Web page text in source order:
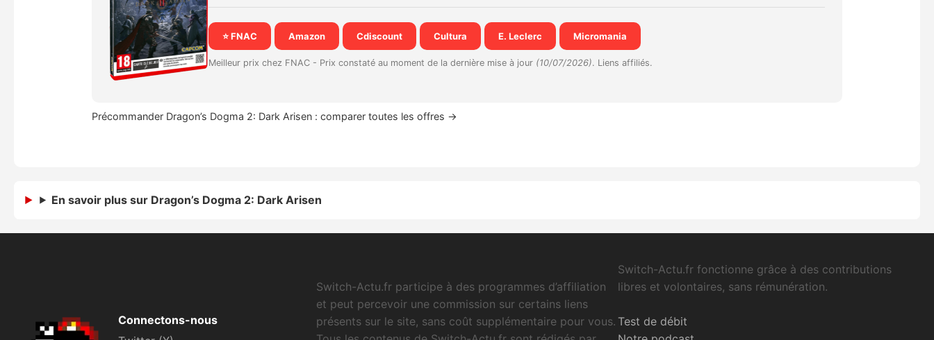
⭐ FNAC Amazon Cdiscount Cultura E. Leclerc Micromania
Meilleur prix chez FNAC - Prix constaté au moment de la dernière mise à jour (10/07/2026). Liens affiliés.
Précommander Dragon’s Dogma 2: Dark Arisen : comparer toutes les offres →
En savoir plus sur Dragon’s Dogma 2: Dark Arisen
Connectons-nous
Switch-Actu.fr participe à des programmes d’affiliation
et peut percevoir une commission sur certains liens
présents sur le site, sans coût supplémentaire pour vous.
Switch-Actu.fr fonctionne grâce à des contributions
libres et volontaires, sans rémunération.
Test de débit